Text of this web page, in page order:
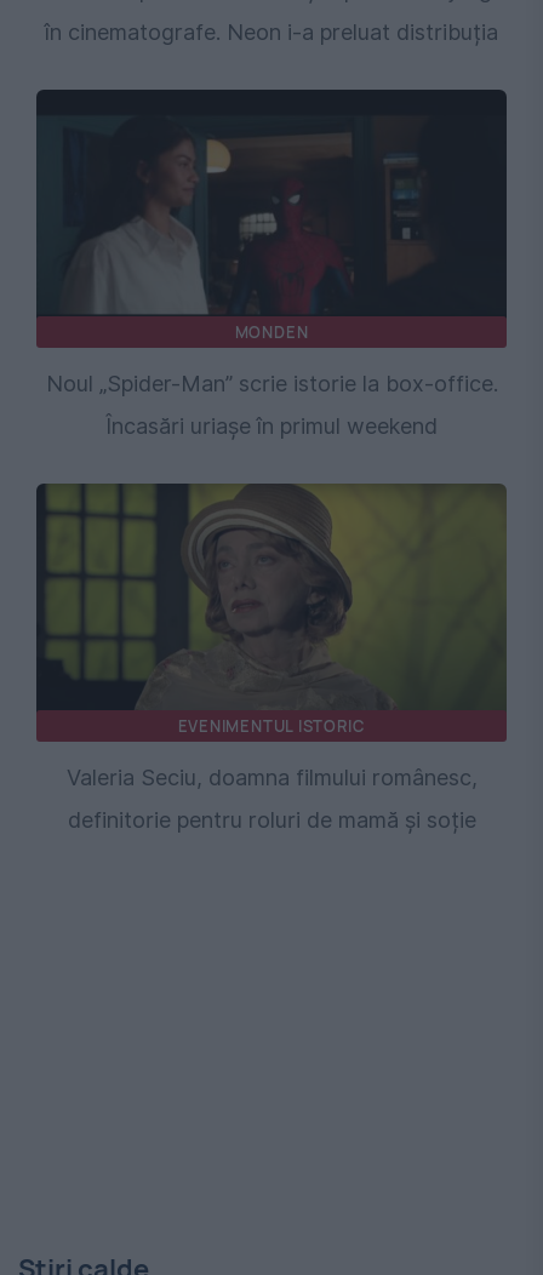
în cinematografe. Neon i-a preluat distribuția
MONDEN
Noul „Spider-Man” scrie istorie la box-office.
Încasări uriașe în primul weekend
EVENIMENTUL ISTORIC
Valeria Seciu, doamna filmului românesc,
definitorie pentru roluri de mamă și soție